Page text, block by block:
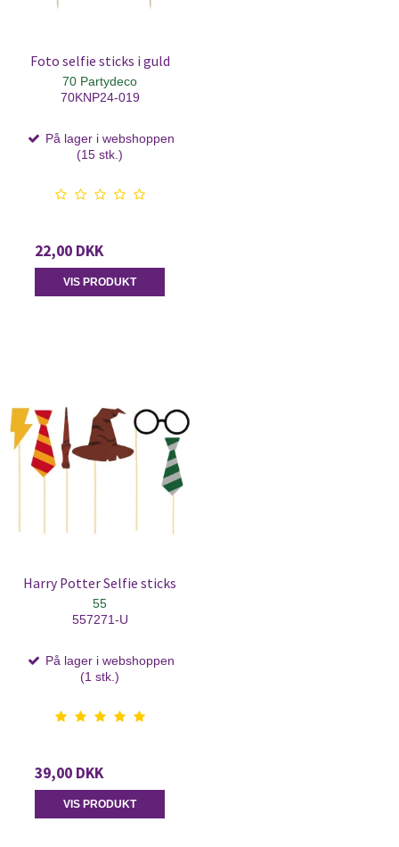
Foto selfie sticks i guld
70 Partydeco
70KNP24-019
På lager i webshoppen
(15 stk.)
22,00 DKK
VIS PRODUKT
Harry Potter Selfie sticks
55
557271-U
På lager i webshoppen
(1 stk.)
39,00 DKK
VIS PRODUKT